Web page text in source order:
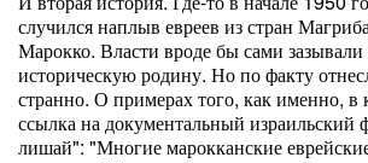
случился наплыв евреев из стран
Марокко. Власти вроде бы сами
историческую родину. Но по факту
странно. О примерах того, как именно, в
ссылка на документальный
лишай": "Многие марокканские